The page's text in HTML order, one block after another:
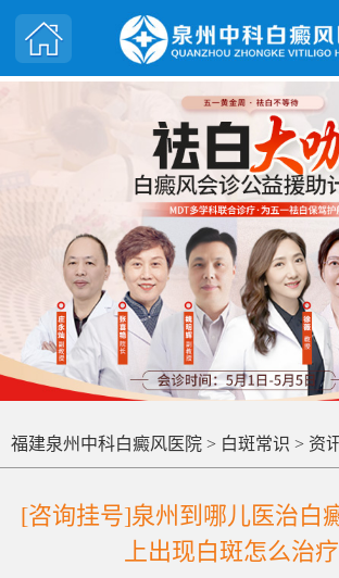
福建泉州中科白癜风医院 > 白斑常识 > 资
[咨询挂号]泉州到哪儿医治白
上出现白斑怎么治疗